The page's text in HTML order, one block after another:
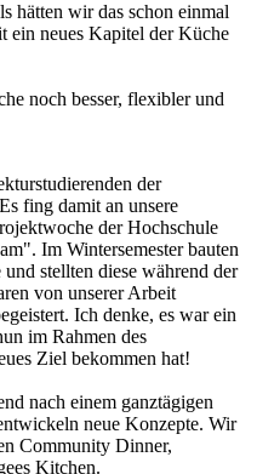
hätten wir das schon einmal
neues Kapitel der Küche
noch besser, flexibler und
der
fing damit an unsere
der Hochschule
Im Wintersemester bauten
stellten diese während der
von unserer Arbeit
Ich denke, es war ein
im Rahmen des
Ziel bekommen hat!
nach einem ganztägigen
neue Konzepte. Wir
Community Dinner,
Kitchen.